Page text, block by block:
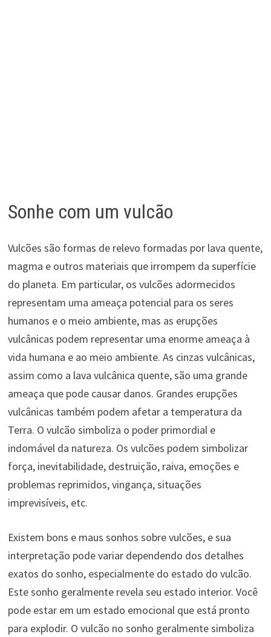
Sonhe com um vulcão
Vulcões são formas de relevo formadas por lava quente,
magma e outros materiais que irrompem da superfície
do planeta. Em particular, os vulcões adormecidos
representam uma ameaça potencial para os seres
humanos e o meio ambiente, mas as erupções
vulcânicas podem representar uma enorme ameaça à
vida humana e ao meio ambiente. As cinzas vulcânicas,
assim como a lava vulcânica quente, são uma grande
ameaça que pode causar danos. Grandes erupções
vulcânicas também podem afetar a temperatura da
Terra. O vulcão simboliza o poder primordial e
indomável da natureza. Os vulcões podem simbolizar
força, inevitabilidade, destruição, raiva, emoções e
problemas reprimidos, vingança, situações
imprevisíveis, etc.
Existem bons e maus sonhos sobre vulcões, e sua
interpretação pode variar dependendo dos detalhes
exatos do sonho, especialmente do estado do vulcão.
Este sonho geralmente revela seu estado interior. Você
pode estar em um estado emocional que está pronto
para explodir. O vulcão no sonho geralmente simboliza